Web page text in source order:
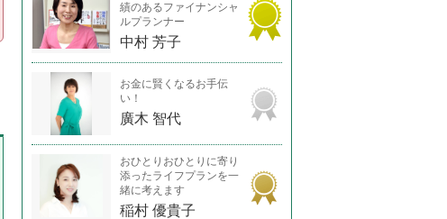
績のあるファイナンシャ
ルプランナー
中村 芳子
お金に賢くなるお手伝
い！
廣木 智代
おひとりおひとりに寄り
添ったライフプランを一
緒に考えます
稲村 優貴子